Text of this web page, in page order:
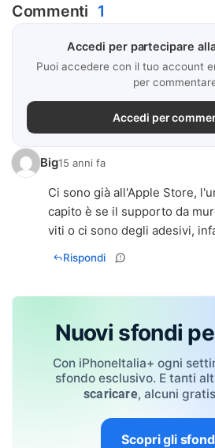
Commenti 1
Accedi per partecipare
Puoi accedere con il tuo account
per
Accedi per
Big15 anni fa
Ci sono già all'Apple Store,
capito è se il supporto da
viti o ci sono degli adesivi,
Rispondi
Nuovi sfondi
Con iPhoneItalia+ ogni
sfondo esclusivo. E tanti
scaricare, alcuni
Scopri gli